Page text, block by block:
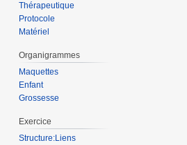
Thérapeutique
Protocole
Matériel
Organigrammes
Maquettes
Enfant
Grossesse
Exercice
Structure:Liens